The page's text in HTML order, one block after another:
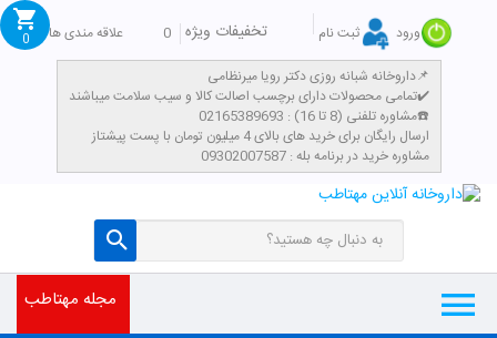
ورود ثبت نام تخفیفات ویژه 0
علاقه مندی ها
داروخانه شبانه روزی دکتر رویا میرنظامی📌
تمامی محصولات دارای برچسب اصالت کالا و سیب سلامت میباشند✔️
مشاوره تلفنی (8 تا 16) : 02165389693☎️
​ارسال رایگان برای خرید های بالای 4 میلیون تومان با پست پیشتاز
مشاوره خرید در برنامه بله : 09302007587
0
مجله مهتاطب